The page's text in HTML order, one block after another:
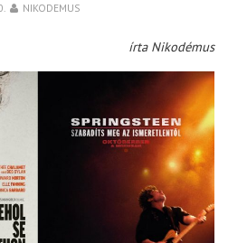
NIKODEMUS
írta Nikodémus